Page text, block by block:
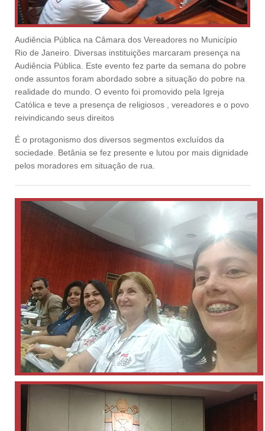
Audiência Pública na Câmara dos Vereadores no Município
Rio de Janeiro. Diversas instituições marcaram presença na
Audiência Pública. Este evento fez parte da semana do pobre
onde assuntos foram abordado sobre a situação do pobre na
realidade do mundo. O evento foi promovido pela Igreja
Católica e teve a presença de religiosos , vereadores e o povo
reivindicando seus direitos
É o protagonismo dos diversos segmentos excluídos da
sociedade. Betânia se fez presente e lutou por mais dignidade
pelos moradores em situação de rua.